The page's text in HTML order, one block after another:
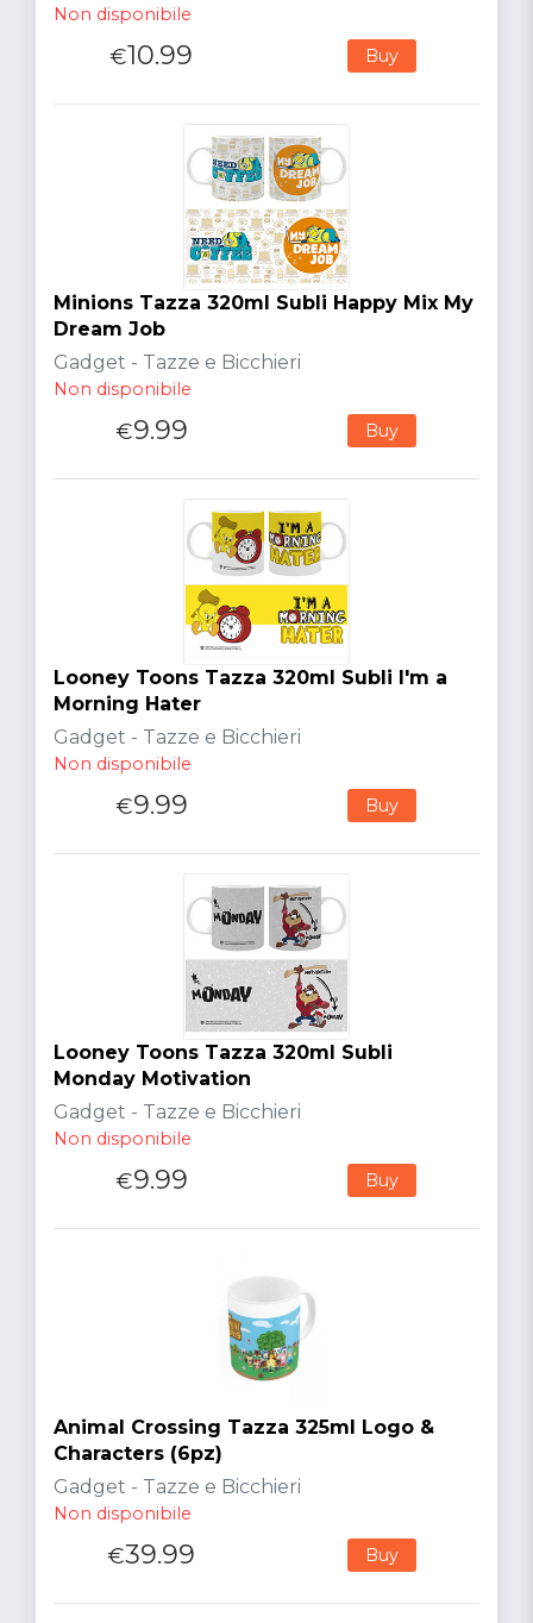
Non disponibile
€10.99 Buy
Minions Tazza 320ml Subli Happy Mix My
Dream Job
Gadget - Tazze e Bicchieri
Non disponibile
€9.99 Buy
Looney Toons Tazza 320ml Subli I'm a
Morning Hater
Gadget - Tazze e Bicchieri
Non disponibile
€9.99 Buy
Looney Toons Tazza 320ml Subli
Monday Motivation
Gadget - Tazze e Bicchieri
Non disponibile
€9.99 Buy
Animal Crossing Tazza 325ml Logo &
Characters (6pz)
Gadget - Tazze e Bicchieri
Non disponibile
€39.99 Buy